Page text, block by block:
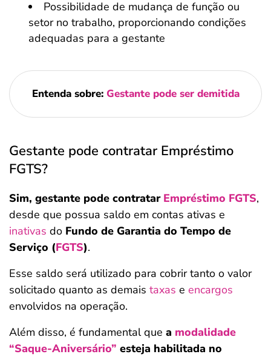
Possibilidade de mudança de função ou
setor no trabalho, proporcionando condições
adequadas para a gestante
Entenda sobre: Gestante pode ser demitida
Gestante pode contratar Empréstimo
FGTS?
Sim, gestante pode contratar Empréstimo FGTS,
desde que possua saldo em contas ativas e
inativas do Fundo de Garantia do Tempo de
Serviço (FGTS).
Esse saldo será utilizado para cobrir tanto o valor
solicitado quanto as demais taxas e encargos
envolvidos na operação.
Além disso, é fundamental que a modalidade
“Saque-Aniversário” esteja habilitada no